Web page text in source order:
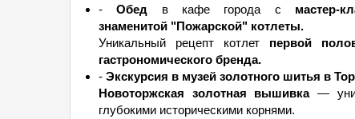
-Обед в кафе города с мастер-
знаменитой "Пожарской" котлеты.
Уникальный рецепт котлет первой
гастрономического бренда.
- Экскурсия в музей золотного шитья в
Новоторжская золотная вышивка—
глубокими историческими корнями.